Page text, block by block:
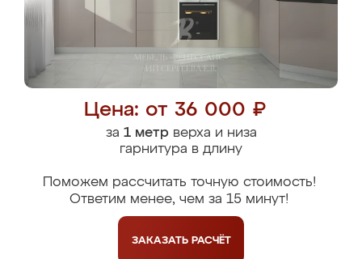
Цена: от 36 000 ₽
за 1 метрверха и низа
гарнитура в длину
Поможем рассчитать точную стоимость!
Ответим менее, чем за 15 минут!
ЗАКАЗАТЬ РАСЧЁТ